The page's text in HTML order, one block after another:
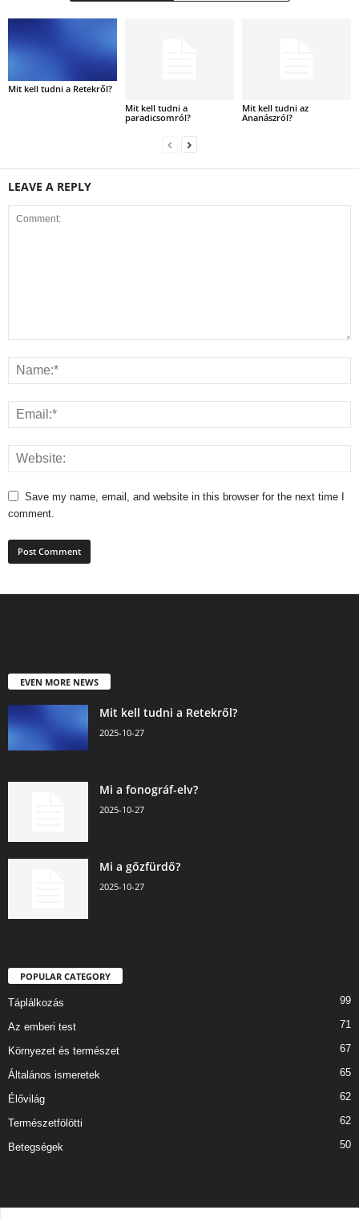
Mit kell tudni a Retekről?
Mit kell tudni a
paradicsomról?
Mit kell tudni az
Ananászról?
LEAVE A REPLY
Save my name, email, and website in this browser for the next time I
comment.
EVEN MORE NEWS
Mit kell tudni a Retekről?
2025-10-27
Mi a fonográf-elv?
2025-10-27
Mi a gőzfürdő?
2025-10-27
POPULAR CATEGORY
Táplálkozás 99
Az emberi test 71
Környezet és természet 67
Általános ismeretek 65
Élővilág 62
Természetfölötti 62
Betegségek 50